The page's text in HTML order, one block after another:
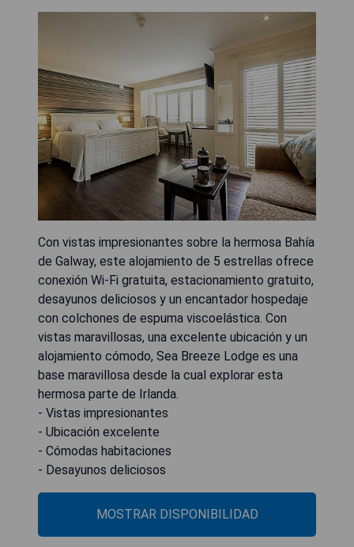
Con vistas impresionantes sobre la hermosa Bahía
de Galway, este alojamiento de 5 estrellas ofrece
conexión Wi-Fi gratuita, estacionamiento gratuito,
desayunos deliciosos y un encantador hospedaje
con colchones de espuma viscoelástica. Con
vistas maravillosas, una excelente ubicación y un
alojamiento cómodo, Sea Breeze Lodge es una
base maravillosa desde la cual explorar esta
hermosa parte de Irlanda.
- Vistas impresionantes
- Ubicación excelente
- Cómodas habitaciones
- Desayunos deliciosos
MOSTRAR DISPONIBILIDAD